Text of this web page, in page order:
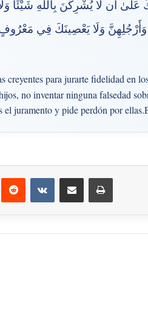
عَلَىٰ أَن لَّا يُشْرِكْنَ بِاللَّهِ شَيْئًا
وَأَرْجُلِهِنَّ وَلَا يَعْصِينَكَ فِي
creyentes para jurarte fidelidad en
no inventar ninguna falsedad
el juramento y pide perdón por
Reddit VKontakteCompartir por correo electrónicoImprimir